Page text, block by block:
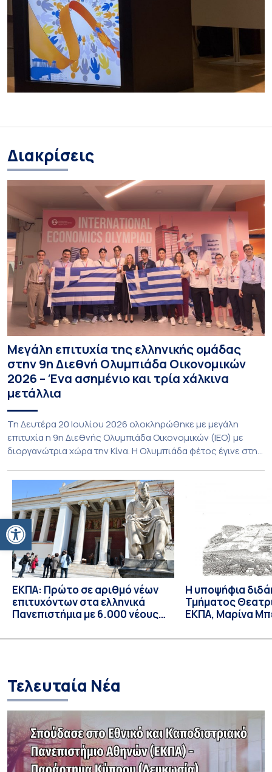
Ανοίξτε τη γραμμή εργαλείων
Διακρίσεις
Μεγάλη επιτυχία της ελληνικής ομάδας
στην 9η Διεθνή Ολυμπιάδα Οικονομικών
2026 – Ένα ασημένιο και τρία χάλκινα
μετάλλια
Τη Δευτέρα 20 Ιουλίου 2026 ολοκληρώθηκε με μεγάλη
επιτυχία η 9η Διεθνής Ολυμπιάδα Οικονομικών (ΙΕΟ) με
διοργανώτρια χώρα την Κίνα. Η Ολυμπιάδα φέτος έγινε στην
παρουσία αποστολές από 55 χώρες, αριθμός που αποτελεί
νέο ρεκόρ συμμετοχών. Για την Ελλάδα, η οποία συμμετείχε
για 8η συνεχόμενη φορά, […]
ΕΚΠΑ: Πρώτο σε αριθμό νέων
επιτυχόντων στα ελληνικά
Πανεπιστήμια με 6.000 νέους
επιλογή για τους
Η υποψήφια
Τμήματος
ΕΚΠΑ, Μαρίνα
Επισκέπτρια
Τελευταία Νέα